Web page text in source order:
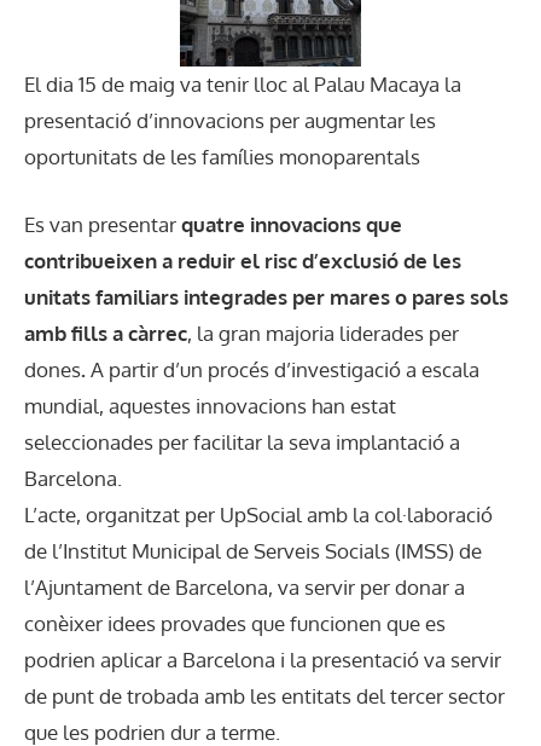
El dia 15 de maig va tenir lloc al Palau Macaya la
presentació d’innovacions per augmentar les
oportunitats de les famílies monoparentals
Es van presentarquatre innovacionsque
contribueixen a reduir el risc d’exclusió de les
unitats familiars integrades per mares o pares sols
amb fills a càrrec, la gran majoria liderades per
dones.A partir d’un procés d’investigació a escala
mundial, aquestes innovacions han estat
seleccionades per facilitar la seva implantació a
Barcelona.
L’acte, organitzat per UpSocial amb la col·laboració
de l’Institut Municipal de Serveis Socials (IMSS) de
l’Ajuntament de Barcelona, va servir per donar a
conèixer idees provades que funcionen que es
podrien aplicar a Barcelona i la presentació va servir
de punt de trobada amb les entitats del tercer sector
que les podrien dur a terme.